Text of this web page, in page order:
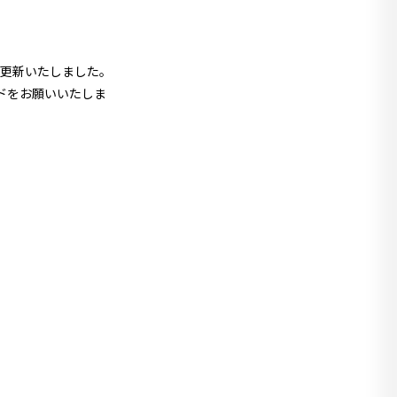
いたしました。
お願いいたしま